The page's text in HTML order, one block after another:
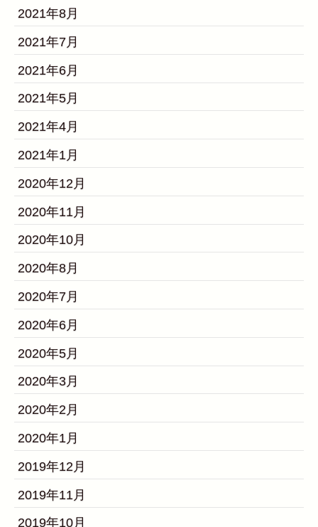
2021年8月
2021年7月
2021年6月
2021年5月
2021年4月
2021年1月
2020年12月
2020年11月
2020年10月
2020年8月
2020年7月
2020年6月
2020年5月
2020年3月
2020年2月
2020年1月
2019年12月
2019年11月
2019年10月